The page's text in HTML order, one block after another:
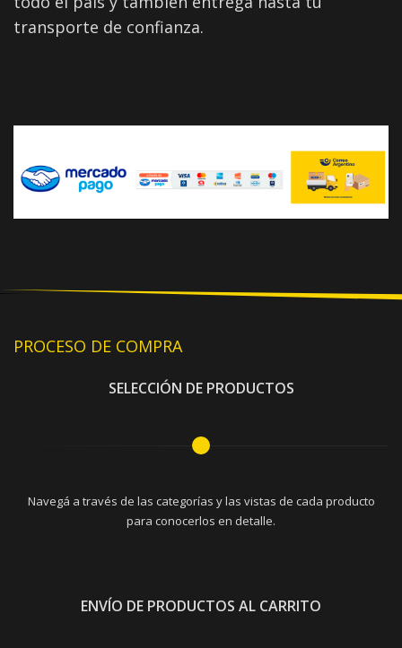
transporte de confianza.
PROCESO DE COMPRA
SELECCIÓN DE PRODUCTOS
Navegá a través de las categorías y las vistas de cada producto
para conocerlos en detalle.
ENVÍO DE PRODUCTOS AL CARRITO